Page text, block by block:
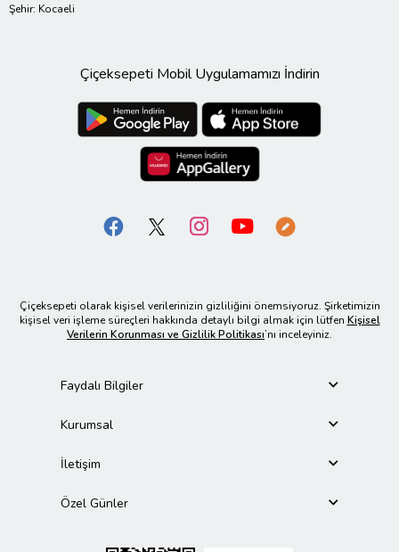
Şehir: Kocaeli
Çiçeksepeti Mobil Uygulamamızı İndirin
Çiçeksepeti olarak kişisel verilerinizin gizliliğini önemsiyoruz. Şirketimizin
kişisel veri işleme süreçleri hakkında detaylı bilgi almak için lütfen Kişisel
Verilerin Korunması ve Gizlilik Politikası’nı inceleyiniz.
Faydalı Bilgiler
Kurumsal
İletişim
Özel Günler